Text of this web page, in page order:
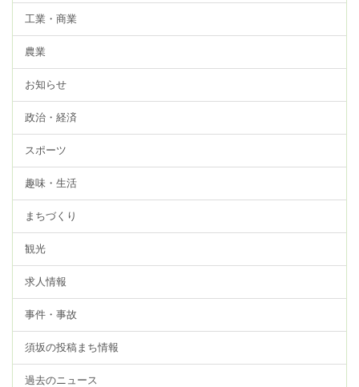
工業・商業
農業
お知らせ
政治・経済
スポーツ
趣味・生活
まちづくり
観光
求人情報
事件・事故
須坂の投稿まち情報
過去のニュース